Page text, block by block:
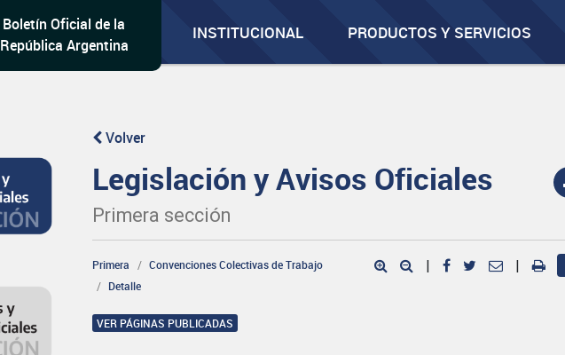
Boletín Oficial de la
República Argentina
INSTITUCIONAL PRODUCTOS Y SERVICIOS
Volver
Legislación y Avisos Oficiales
Primera sección
Primera
Convenciones Colectivas de Trabajo
Detalle
| |
VER PÁGINAS PUBLICADAS